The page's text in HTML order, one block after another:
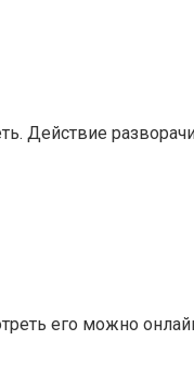
Действие
его можно